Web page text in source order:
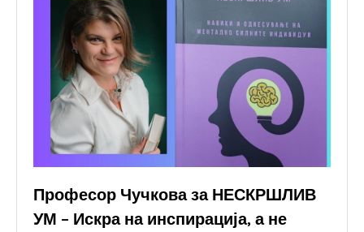
Професор Чучкова за НЕСКРШЛИВ
УМ – Искра на инспирација, а не